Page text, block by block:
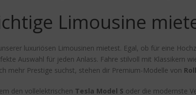
Limousine
luxuriösen Limousinen mietest. Egal, ob für eine
Auswahl für jeden Anlass. Fahre stilvoll mit Klassikern
mehr Prestige suchst, stehen dir Premium-Modelle von
den vollelektrischen Tesla Model S oder die modernste